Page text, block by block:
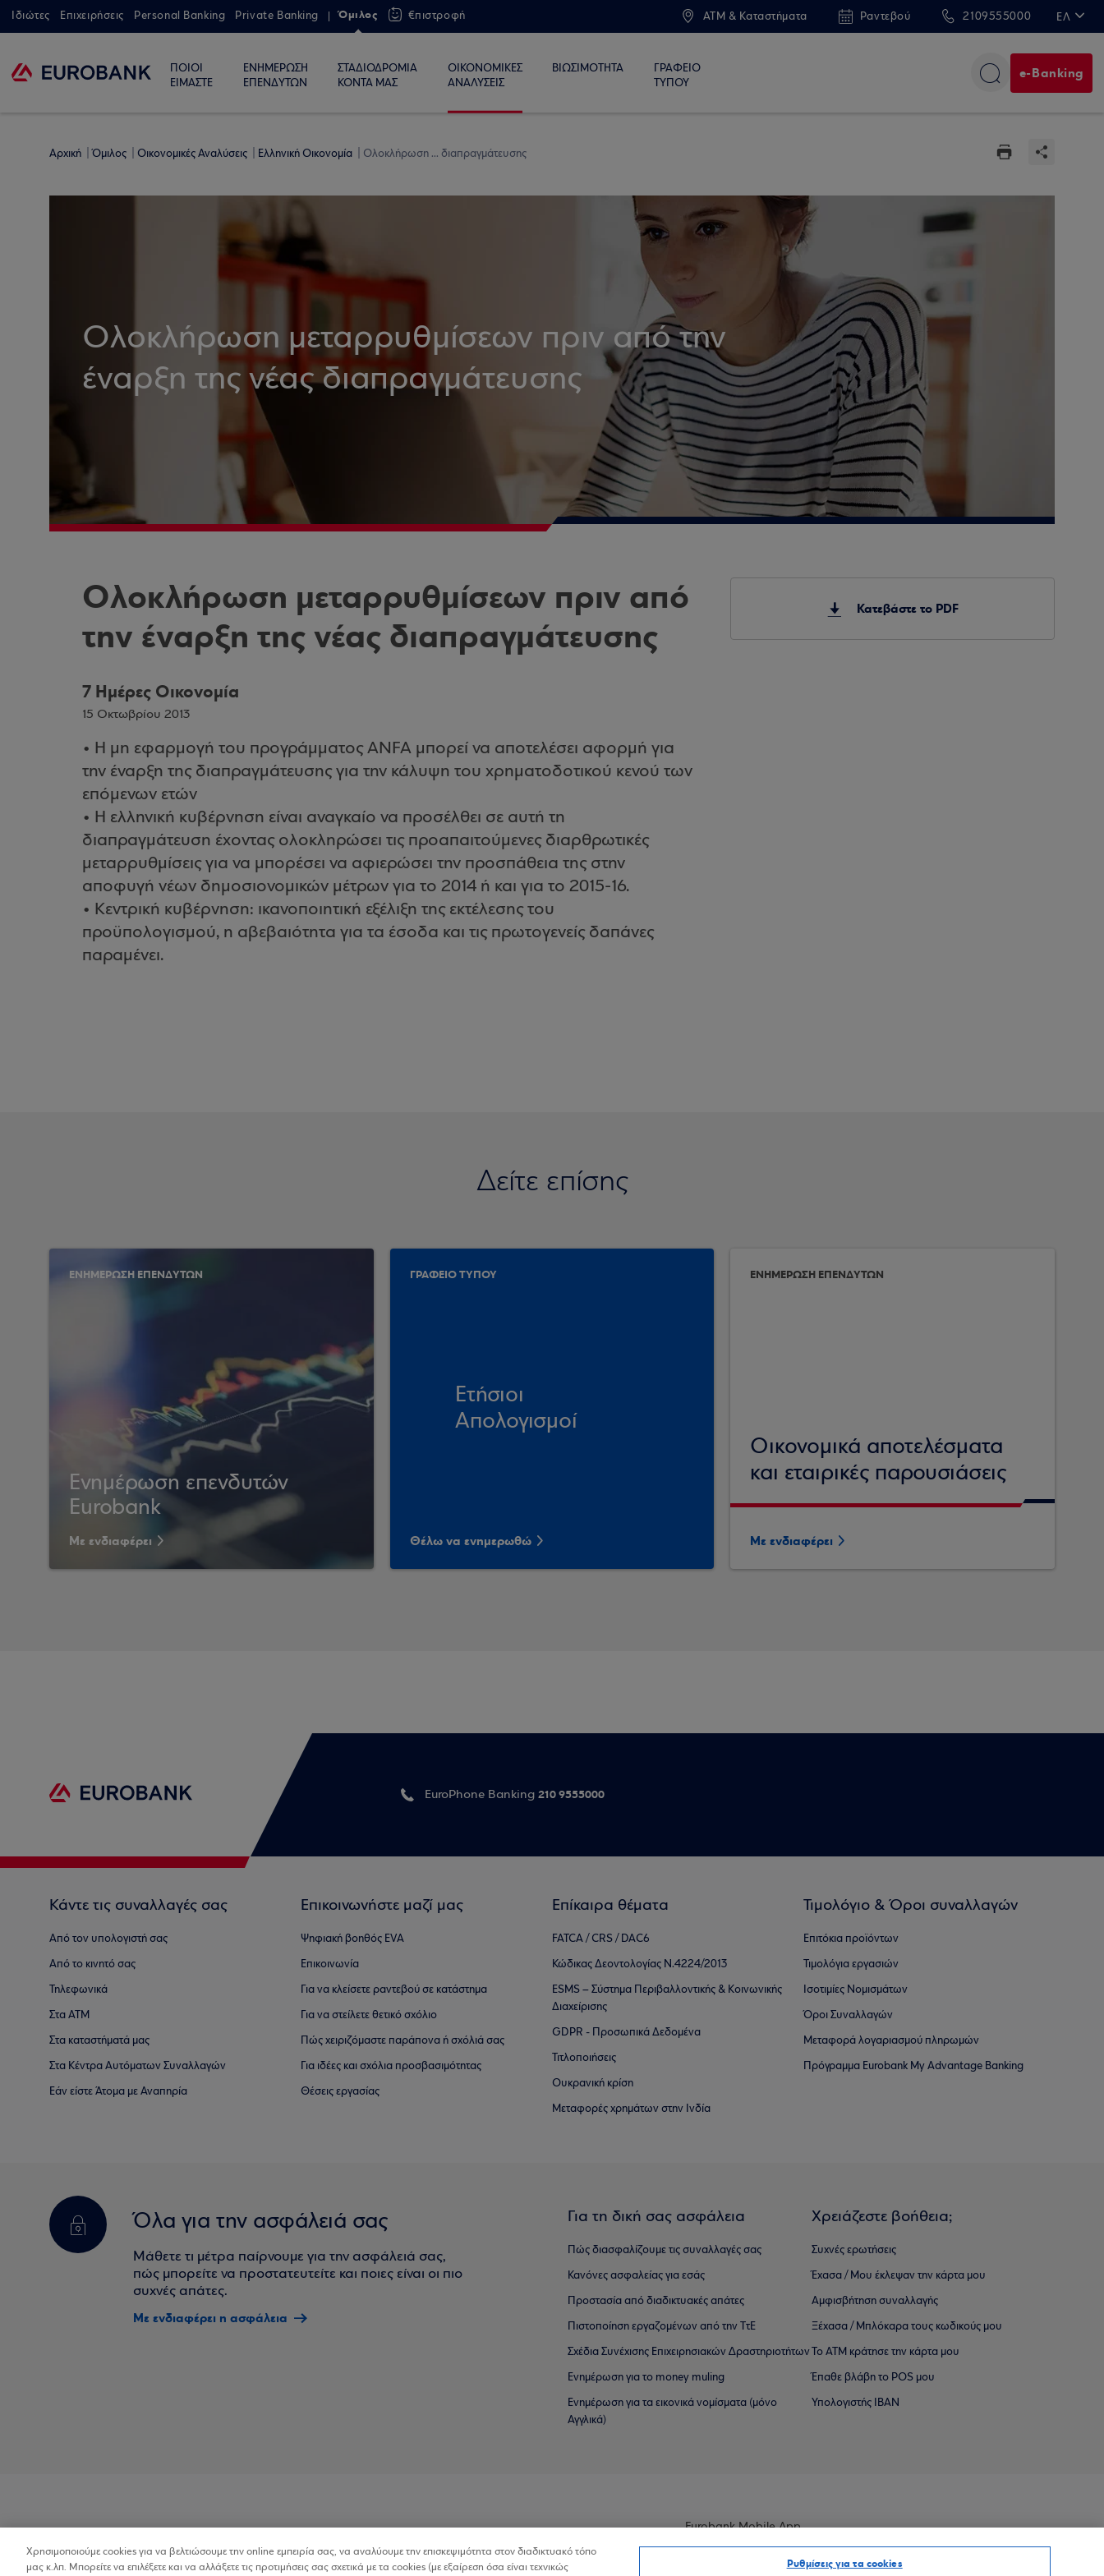
Ιδιώτες Επιχειρήσεις Personal Banking Private Banking Όμιλος €πιστροφή ATM & Καταστήματα Ραντεβού 2109555000 ΕΛ
ΠΟΙΟΙ
ΕΙΜΑΣΤΕ
ΕΝΗΜΕΡΩΣΗ
ΕΠΕΝΔΥΤΩΝ
ΣΤΑΔΙΟΔΡΟΜΙΑ
ΚΟΝΤΑ ΜΑΣ
ΟΙΚΟΝΟΜΙΚΕΣ
ΑΝΑΛΥΣΕΙΣ
ΒΙΩΣΙΜΟΤΗΤΑ
ΓΡΑΦΕΙΟ
ΤΥΠΟΥ
e-Banking
Αρχική Όμιλος Οικονομικές Αναλύσεις Ελληνική Οικονομία Ολοκλήρωση ... διαπραγμάτευσης
Ολοκλήρωση μεταρρυθμίσεων πριν από την
έναρξη της νέας διαπραγμάτευσης
Ολοκλήρωση μεταρρυθμίσεων πριν από
την έναρξη της νέας διαπραγμάτευσης
7 Ημέρες Οικονομία
15 Οκτωβρίου 2013
• Η μη εφαρμογή του προγράμματος ANFA μπορεί να αποτελέσει αφορμή για
την έναρξη της διαπραγμάτευσης για την κάλυψη του χρηματοδοτικού κενού των
επόμενων ετών
• Η ελληνική κυβέρνηση είναι αναγκαίο να προσέλθει σε αυτή τη
διαπραγμάτευση έχοντας ολοκληρώσει τις προαπαιτούμενες διαρθρωτικές
μεταρρυθμίσεις για να μπορέσει να αφιερώσει την προσπάθεια της στην
αποφυγή νέων δημοσιονομικών μέτρων για το 2014 ή και για το 2015-16.
• Κεντρική κυβέρνηση: ικανοποιητική εξέλιξη της εκτέλεσης του
προϋπολογισμού, η αβεβαιότητα για τα έσοδα και τις πρωτογενείς δαπάνες
παραμένει.
Κατεβάστε το PDF
Δείτε επίσης
ΕΝΗΜΕΡΩΣΗ ΕΠΕΝΔΥΤΩΝ
Ενημέρωση επενδυτών
Eurobank
Με ενδιαφέρει
ΓΡΑΦΕΙΟ ΤΥΠΟΥ
Ετήσιοι
Απολογισμοί
Θέλω να ενημερωθώ
ΕΝΗΜΕΡΩΣΗ ΕΠΕΝΔΥΤΩΝ
Οικονομικά αποτελέσματα
και εταιρικές παρουσιάσεις
Με ενδιαφέρει
EuroPhone Banking 210 9555000
Κάντε τις συναλλαγές σας
Από τον υπολογιστή σας
Από το κινητό σας
Τηλεφωνικά
Στα ΑΤΜ
Στα καταστήματά μας
Στα Κέντρα Αυτόματων Συναλλαγών
Εάν είστε Άτομα με Αναπηρία
Επικοινωνήστε μαζί μας
Ψηφιακή βοηθός EVA
Επικοινωνία
Για να κλείσετε ραντεβού σε κατάστημα
Για να στείλετε θετικό σχόλιο
Πώς χειριζόμαστε παράπονα ή σχόλιά σας
Για ιδέες και σχόλια προσβασιμότητας
Θέσεις εργασίας
Επίκαιρα θέματα
FATCA / CRS / DAC6
Κώδικας Δεοντολογίας Ν.4224/2013
ESMS – Σύστημα Περιβαλλοντικής & Κοινωνικής
Διαχείρισης
GDPR - Προσωπικά Δεδομένα
Τιτλοποιήσεις
Ουκρανική κρίση
Μεταφορές χρημάτων στην Ινδία
Τιμολόγιο & Όροι συναλλαγών
Επιτόκια προϊόντων
Τιμολόγια εργασιών
Ισοτιμίες Νομισμάτων
Όροι Συναλλαγών
Μεταφορά λογαριασμού πληρωμών
Πρόγραμμα Eurobank My Advantage Banking
Όλα για την ασφάλειά σας
Μάθετε τι μέτρα παίρνουμε για την ασφάλειά σας,
πώς μπορείτε να προστατευτείτε και ποιες είναι οι πιο
συχνές απάτες.
Με ενδιαφέρει η ασφάλεια
Για τη δική σας ασφάλεια
Πώς διασφαλίζουμε τις συναλλαγές σας
Κανόνες ασφαλείας για εσάς
Προστασία από διαδικτυακές απάτες
Πιστοποίηση εργαζομένων από την ΤτΕ
Σχέδια Συνέχισης Επιχειρησιακών ∆ραστηριοτήτων
Ενημέρωση για το money muling
Ενημέρωση για τα εικονικά νομίσματα (μόνο
Αγγλικά)
Χρειάζεστε βοήθεια;
Συχνές ερωτήσεις
Έχασα / Μου έκλεψαν την κάρτα μου
Αμφισβήτηση συναλλαγής
Ξέχασα / Μπλόκαρα τους κωδικούς μου
Το ΑΤΜ κράτησε την κάρτα μου
Έπαθε βλάβη το POS μου
Υπολογιστής IBAN
Προσβασιμότητα
Eurobank Mobile App
Χρησιμοποιούμε cookies για να βελτιώσουμε την online εμπειρία σας, να αναλύουμε την επισκεψιμότητα στον διαδικτυακό τόπο
μας κ.λπ. Μπορείτε να επιλέξετε και να αλλάξετε τις προτιμήσεις σας σχετικά με τα cookies (με εξαίρεση όσα είναι τεχνικώς
Ρυθμίσεις για τα cookies